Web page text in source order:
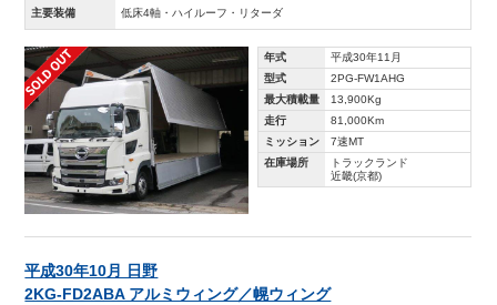
主要装備 低床4軸・ハイルーフ・リターダ
年式
平成30年11月
型式
2PG-FW1AHG
最大積載量
13,900Kg
走行
81,000Km
ミッション
7速MT
在庫場所
トラックランド
近畿(京都)
平成30年10月 日野
2KG-FD2ABA アルミウィング／幌ウィング